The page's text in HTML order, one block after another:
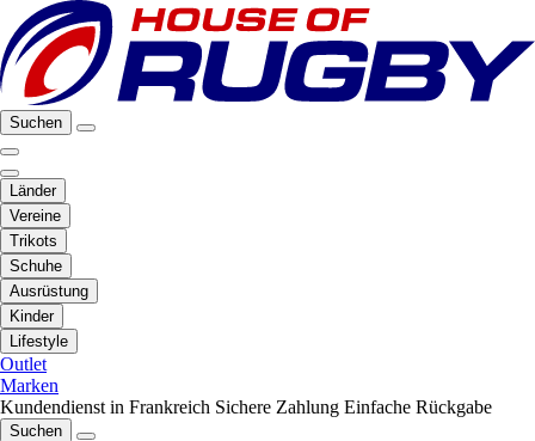
Suchen
Länder
Vereine
Trikots
Schuhe
Ausrüstung
Kinder
Lifestyle
Outlet
Marken
Kundendienst in Frankreich Sichere Zahlung Einfache Rückgabe
Suchen